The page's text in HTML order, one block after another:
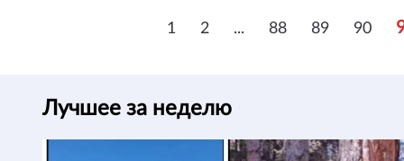
1 2 ... 88 89 90
Лучшее за неделю